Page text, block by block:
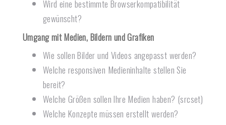
Wird eine bestimmte Browserkompatibilität
gewünscht?
Umgang mit Medien, Bildern und Grafiken
Wie sollen Bilder und Videos angepasst werden?
Welche responsiven Medieninhalte stellen Sie
bereit?
Welche Größen sollen Ihre Medien haben? (srcset)
Welche Konzepte müssen erstellt werden?